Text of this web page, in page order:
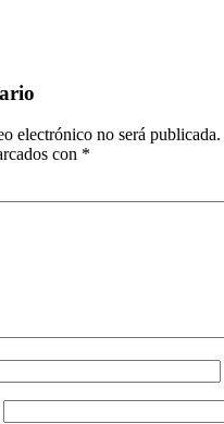
electrónico no será publicada.
con *